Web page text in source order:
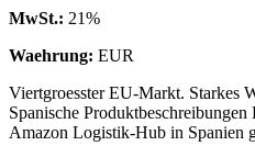
MwSt.: 21%
Waehrung: EUR
Viertgroesster EU-Markt. Starkes
Spanische
Amazon Logistik-Hub in Spanien